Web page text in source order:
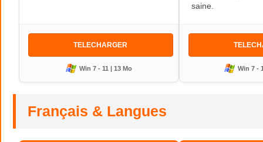
TELECHARGER
Win 7 - 11 | 13 Mo
saine.
Win 7 -
Français & Langues